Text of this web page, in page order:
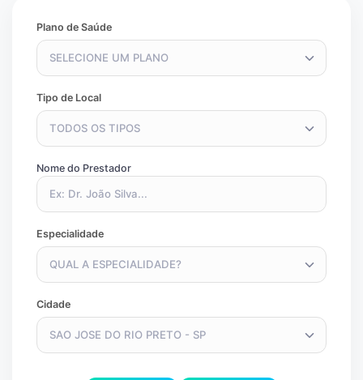
Plano de Saúde
SELECIONE UM PLANO
Tipo de Local
TODOS OS TIPOS
Nome do Prestador
Especialidade
QUAL A ESPECIALIDADE?
Cidade
SAO JOSE DO RIO PRETO - SP